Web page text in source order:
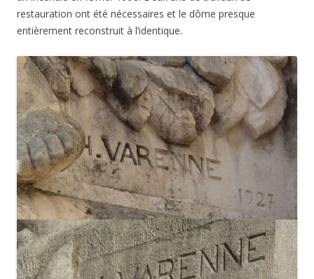
restauration ont été nécessaires et le dôme presque
entièrement reconstruit à l’identique.